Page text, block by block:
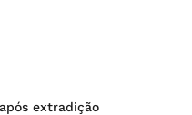
extradição